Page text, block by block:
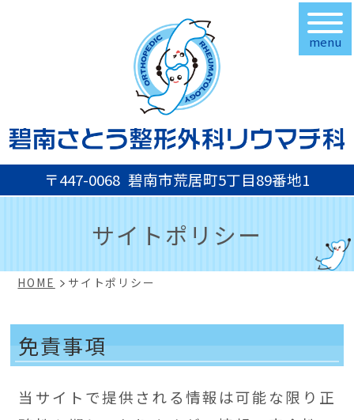
〒447-0068 碧南市荒居町5丁目89番地1
menu
サイトポリシー
HOME サイトポリシー
免責事項
当サイトで提供される情報は可能な限り正